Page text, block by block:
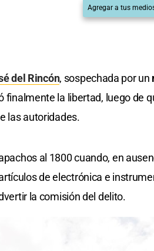
Agregar a tus
del Rincón, sospechada por un
finalmente la libertad, luego de
las autoridades.
al 1800 cuando, en
de electrónica e
la comisión del delito.